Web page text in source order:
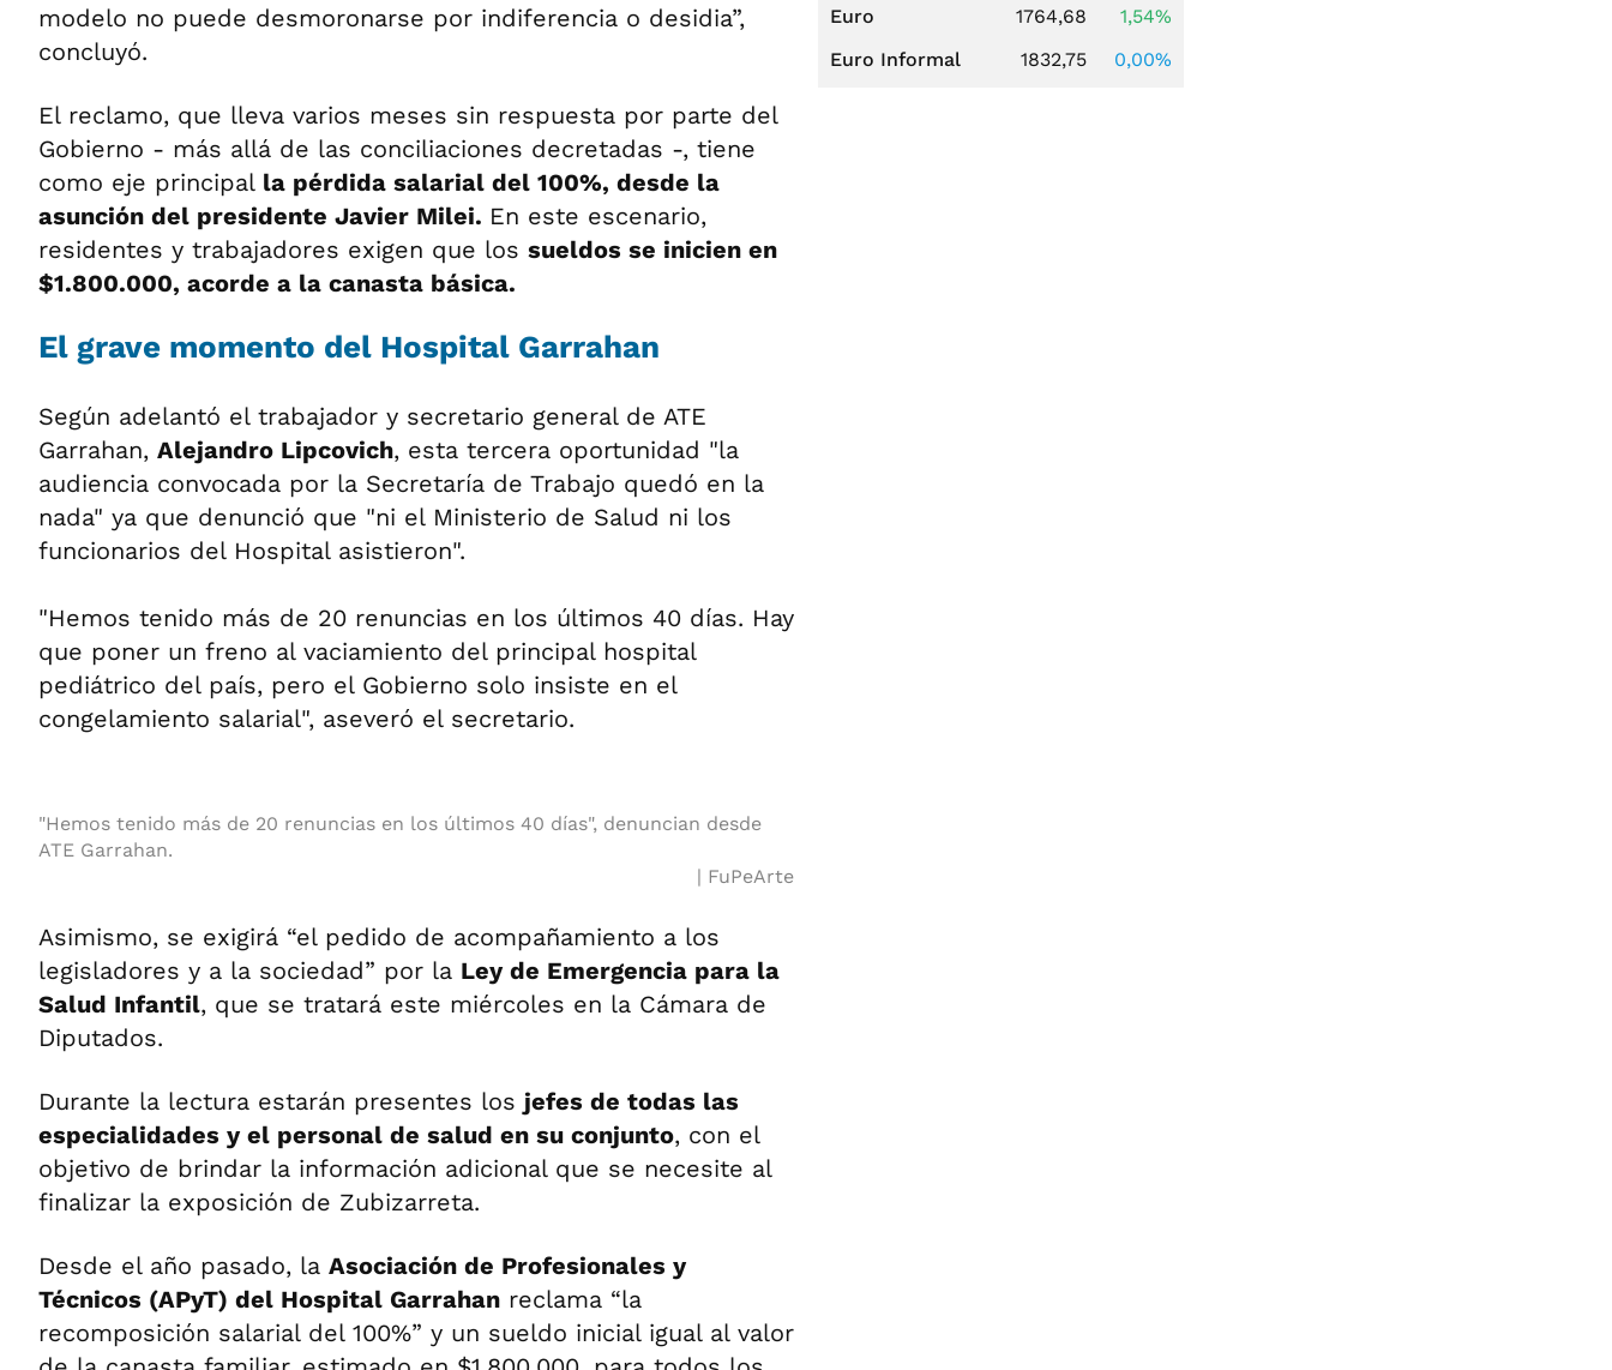
modelo no puede desmoronarse por indiferencia o desidia”,
concluyó.
El reclamo, que lleva varios meses sin respuesta por parte del
Gobierno - más allá de las conciliaciones decretadas -, tiene
como eje principal la pérdida salarial del 100%, desde la
asunción del presidente Javier Milei. En este escenario,
residentes y trabajadores exigen que los sueldos se inicien en
$1.800.000, acorde a la canasta básica.
El grave momento del Hospital Garrahan
Según adelantó el trabajador y secretario general de ATE
Garrahan, Alejandro Lipcovich, esta tercera oportunidad "la
audiencia convocada por la Secretaría de Trabajo quedó en la
nada" ya que denunció que "ni el Ministerio de Salud ni los
funcionarios del Hospital asistieron".
"Hemos tenido más de 20 renuncias en los últimos 40 días. Hay
que poner un freno al vaciamiento del principal hospital
pediátrico del país, pero el Gobierno solo insiste en el
congelamiento salarial", aseveró el secretario.
"Hemos tenido más de 20 renuncias en los últimos 40 días", denuncian desde
ATE Garrahan.
FuPeArte
Asimismo, se exigirá “el pedido de acompañamiento a los
legisladores y a la sociedad” por la Ley de Emergencia para la
Salud Infantil, que se tratará este miércoles en la Cámara de
Diputados.
Durante la lectura estarán presentes los jefes de todas las
especialidades y el personal de salud en su conjunto, con el
objetivo de brindar la información adicional que se necesite al
finalizar la exposición de Zubizarreta.
Desde el año pasado, la Asociación de Profesionales y
Técnicos (APyT) del Hospital Garrahan reclama “la
recomposición salarial del 100%” y un sueldo inicial igual al valor
Euro
1764,68
1,54%
Euro Informal
1832,75 0,00%